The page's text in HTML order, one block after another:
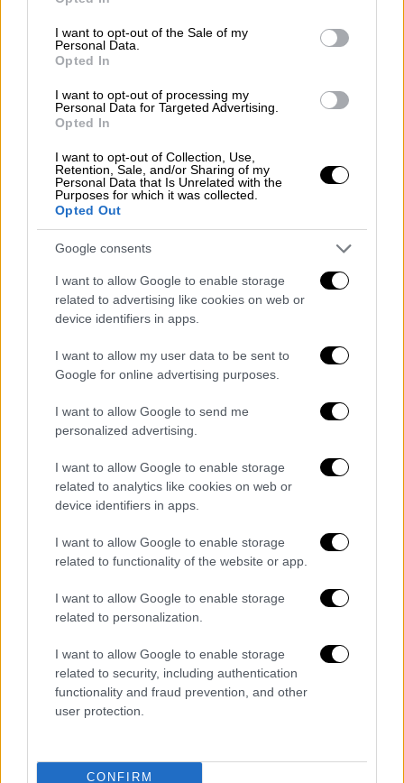
use your data for below specified purposes in below Google
consent section.
I want to opt-out of the Sale of my
Personal Data.
Opted In
I want to opt-out of processing my
Personal Data for Targeted Advertising.
Opted In
I want to opt-out of Collection, Use,
Retention, Sale, and/or Sharing of my
Personal Data that Is Unrelated with the
Purposes for which it was collected.
Opted Out
Google consents
I want to allow Google to enable storage
related to advertising like cookies on web or
device identifiers in apps.
I want to allow my user data to be sent to
Google for online advertising purposes.
I want to allow Google to send me
personalized advertising.
I want to allow Google to enable storage
related to analytics like cookies on web or
device identifiers in apps.
I want to allow Google to enable storage
related to functionality of the website or app.
I want to allow Google to enable storage
related to personalization.
I want to allow Google to enable storage
related to security, including authentication
functionality and fraud prevention, and other
user protection.
CONFIRM
Εφικτή η απελευθέρωση άλλων 20 -
40 αιχμαλώτων
Αυτές οι παλαιστινιακές ομάδες «
ότι είναι εφικτό να εξασφαλιστεί η
απελευθέρωσηάλλων 20-40 Ισραηλινών
αιχμαλώτων», είπε η πηγή αυτή.
Η συμφωνία για την
προσωρινή κατάπαυση
του πυρός λήγει το βράδυ της Δευτέρας.
Στο πλαίσιό της προβλέπεται η
απελευθέρωση 50 ομήρων, σε αντάλλαγμα
για την αποφυλάκιση 150 Παλαιστίνιων
κρατουμένων σε ισραηλινές φυλακές.
ΕΘΝΟΣ θα παρεμβαίνει και τα προσβλητικά σχόλια θα
διαγράφονται
καταχώρηση
Η «μαύρη» καταγραφή των πυρκαγιών: 118
κτίρια κρίθηκαν «κόκκινα» -